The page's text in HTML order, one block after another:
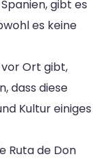
gibt es
es keine
Ort gibt,
dass diese
Kultur einiges
Ruta de Don